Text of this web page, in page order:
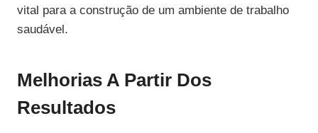
vital para a construção de um ambiente de trabalho
saudável.
Melhorias A Partir Dos
Resultados